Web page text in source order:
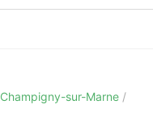
Champigny-sur-Marne